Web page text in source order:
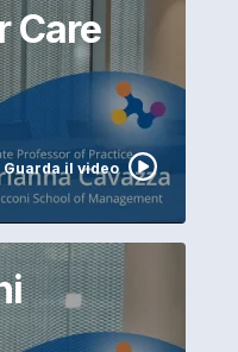
Care
Guarda il video